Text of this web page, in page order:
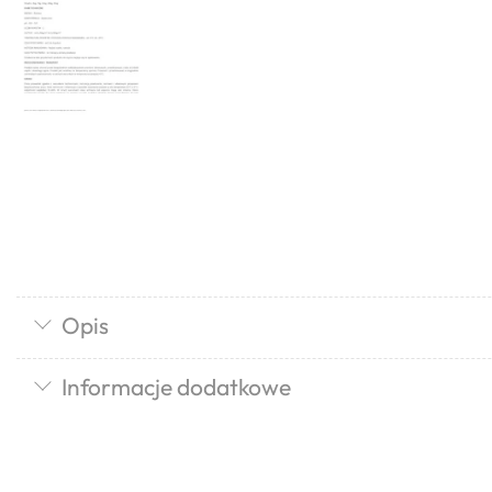
Opis
Informacje dodatkowe